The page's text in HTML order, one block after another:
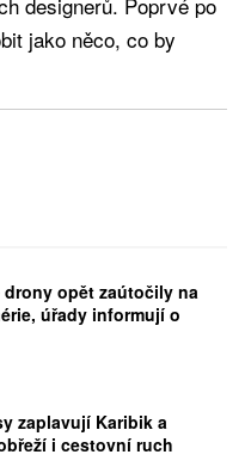
jako něco, co by
drony opět zaútočily na
úřady informují o
zaplavují Karibik a
i cestovní ruch